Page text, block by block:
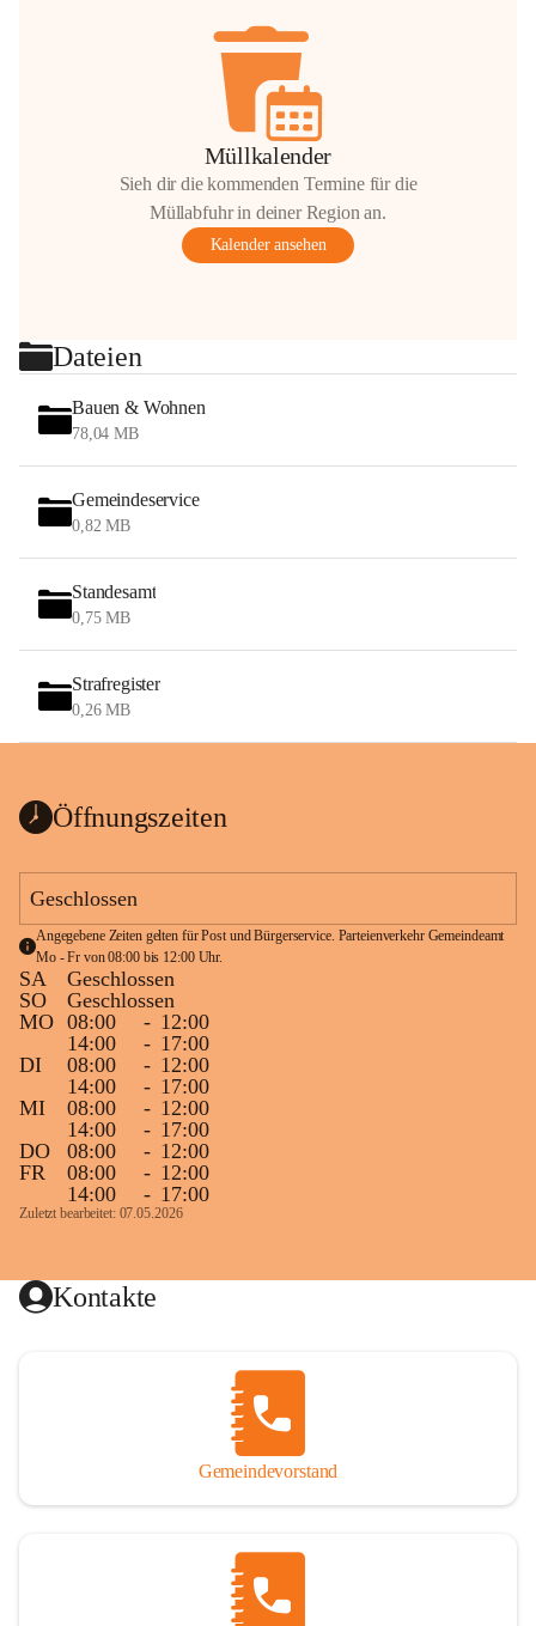
Müllkalender
Sieh dir die kommenden Termine für die
Müllabfuhr in deiner Region an.
Kalender ansehen
Dateien
Bauen & Wohnen
78,04 MB
Gemeindeservice
0,82 MB
Standesamt
0,75 MB
Strafregister
0,26 MB
Öffnungszeiten
Geschlossen
Angegebene Zeiten gelten für Post und Bürgerservice. Parteienverkehr Gemeindeamt
Mo - Fr von 08:00 bis 12:00 Uhr.
SA
Geschlossen
SO
Geschlossen
MO 08:00 - 12:00
14:00
- 17:00
DI
08:00 - 12:00
14:00
- 17:00
MI
08:00 - 12:00
14:00
- 17:00
DO
08:00 - 12:00
FR
08:00 - 12:00
14:00
- 17:00
Zuletzt bearbeitet: 07.05.2026
Kontakte
Gemeindevorstand